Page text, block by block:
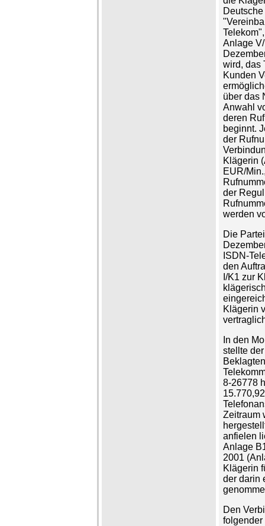
Anlage
wird, das
Kunden
über das
Anwahl
deren
beginnt.
der
Klägerin
EUR/
der
werden
Die
ISDN-
den
I/K1 zur
Klägerin
In den
stellte
8-26778
Zeitraum
anfielen
Anlage
2001
Klägerin
der darin
Den
folgender